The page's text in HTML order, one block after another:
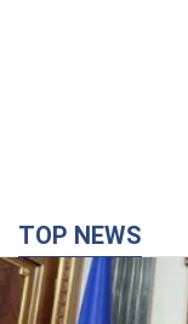
TOP NEWS